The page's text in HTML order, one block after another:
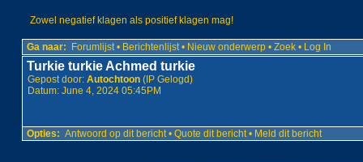
Zowel negatief klagen als positief klagen mag!
Ga naar: Forumlijst • Berichtenlijst • Nieuw onderwerp • Zoek • Log In
Turkie turkie Achmed turkie
Gepost door:Autochtoon (IP Gelogd)
Datum: June 4, 2024 05:45PM
Opties: Antwoord op dit bericht • Quote dit bericht • Meld dit bericht